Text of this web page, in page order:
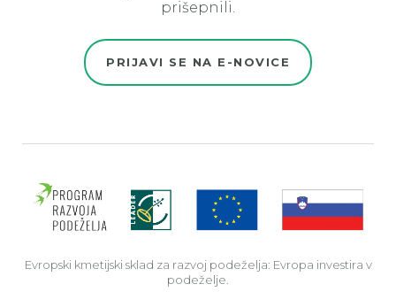
prišepnili.
PRIJAVI SE NA E-NOVICE
Evropski kmetijski sklad za razvoj podeželja: Evropa investira v
podeželje.